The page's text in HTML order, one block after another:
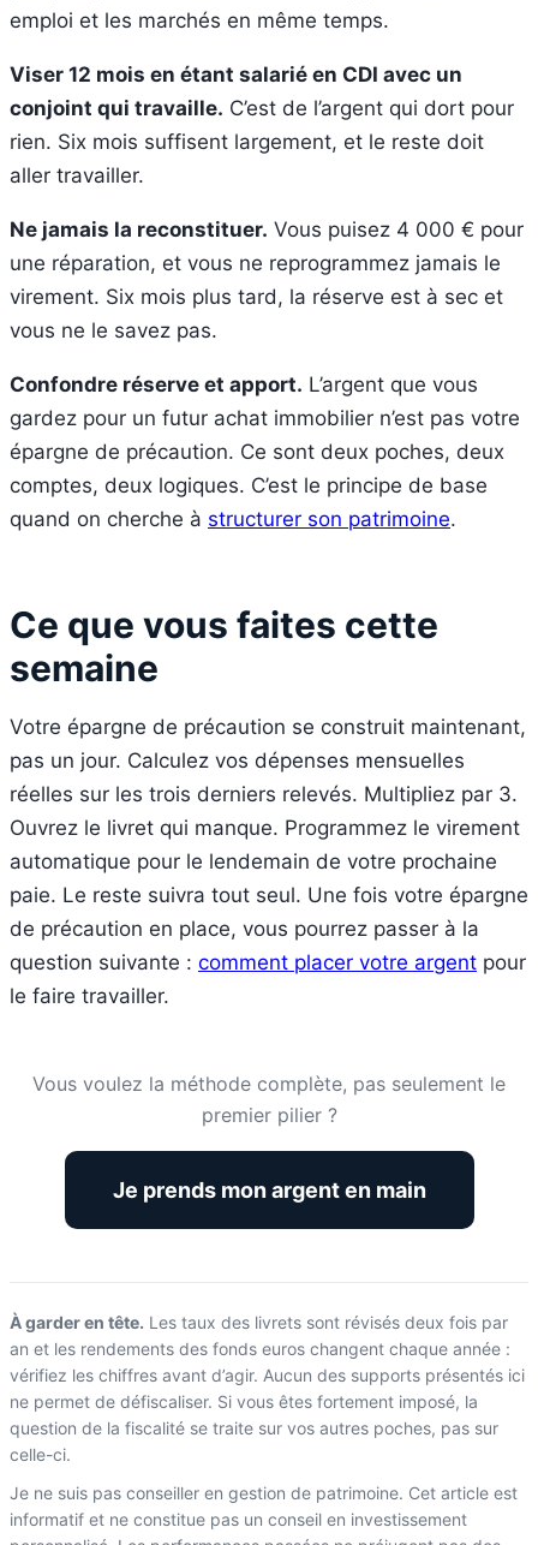
emploi et les marchés en même temps.
Viser 12 mois en étant salarié en CDI avec un
conjoint qui travaille. C’est de l’argent qui dort pour
rien. Six mois suffisent largement, et le reste doit
aller travailler.
Ne jamais la reconstituer. Vous puisez 4 000 € pour
une réparation, et vous ne reprogrammez jamais le
virement. Six mois plus tard, la réserve est à sec et
vous ne le savez pas.
Confondre réserve et apport. L’argent que vous
gardez pour un futur achat immobilier n’est pas votre
épargne de précaution. Ce sont deux poches, deux
comptes, deux logiques. C’est le principe de base
quand on cherche à structurer son patrimoine.
Ce que vous faites cette
semaine
Votre épargne de précaution se construit maintenant,
pas un jour. Calculez vos dépenses mensuelles
réelles sur les trois derniers relevés. Multipliez par 3.
Ouvrez le livret qui manque. Programmez le virement
automatique pour le lendemain de votre prochaine
paie. Le reste suivra tout seul. Une fois votre épargne
de précaution en place, vous pourrez passer à la
question suivante : comment placer votre argent pour
le faire travailler.
Vous voulez la méthode complète, pas seulement le
premier pilier ?
Je prends mon argent en main
À garder en tête. Les taux des livrets sont révisés deux fois par
an et les rendements des fonds euros changent chaque année :
vérifiez les chiffres avant d’agir. Aucun des supports présentés ici
ne permet de défiscaliser. Si vous êtes fortement imposé, la
question de la fiscalité se traite sur vos autres poches, pas sur
celle-ci.
Je ne suis pas conseiller en gestion de patrimoine. Cet article est
informatif et ne constitue pas un conseil en investissement